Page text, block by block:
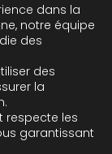
dans la
notre équipe
des
des
la
respecte les
garantissant